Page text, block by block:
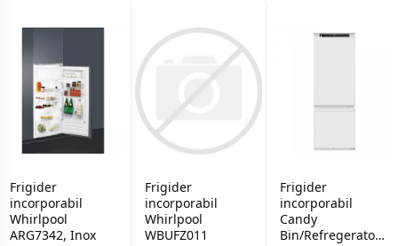
Frigider
incorporabil
Whirlpool
ARG7342, Inox
Frigider
incorporabil
Whirlpool
WBUFZ011
Frigider
incorporabil
Candy
Bin/Refregerator